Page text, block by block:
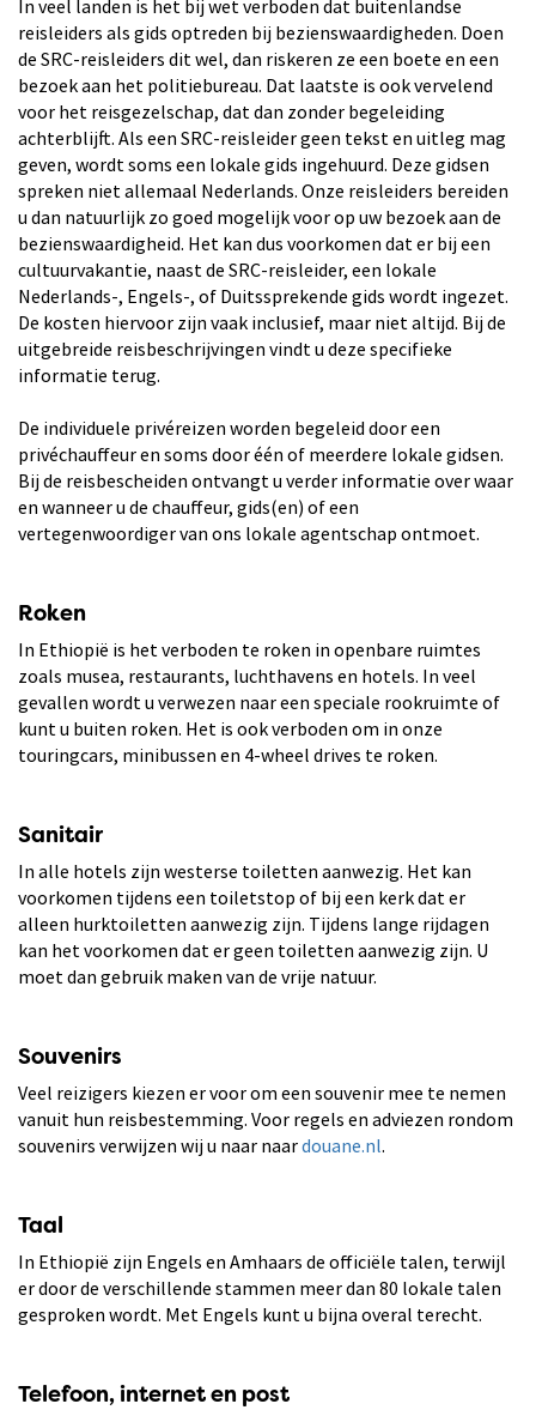
In veel landen is het bij wet verboden dat buitenlandse
reisleiders als gids optreden bij bezienswaardigheden. Doen
de SRC-reisleiders dit wel, dan riskeren ze een boete en een
bezoek aan het politiebureau. Dat laatste is ook vervelend
voor het reisgezelschap, dat dan zonder begeleiding
achterblijft. Als een SRC-reisleider geen tekst en uitleg mag
geven, wordt soms een lokale gids ingehuurd. Deze gidsen
spreken niet allemaal Nederlands. Onze reisleiders bereiden
u dan natuurlijk zo goed mogelijk voor op uw bezoek aan de
bezienswaardigheid. Het kan dus voorkomen dat er bij een
cultuurvakantie, naast de SRC-reisleider, een lokale
Nederlands-, Engels-, of Duitssprekende gids wordt ingezet.
De kosten hiervoor zijn vaak inclusief, maar niet altijd. Bij de
uitgebreide reisbeschrijvingen vindt u deze specifieke
informatie terug.
De individuele privéreizen worden begeleid door een
privéchauffeur en soms door één of meerdere lokale gidsen.
Bij de reisbescheiden ontvangt u verder informatie over waar
en wanneer u de chauffeur, gids(en) of een
vertegenwoordiger van ons lokale agentschap ontmoet.
Roken
In Ethiopië is het verboden te roken in openbare ruimtes
zoals musea, restaurants, luchthavens en hotels. In veel
gevallen wordt u verwezen naar een speciale rookruimte of
kunt u buiten roken. Het is ook verboden om in onze
touringcars, minibussen en 4-wheel drives te roken.
Sanitair
In alle hotels zijn westerse toiletten aanwezig. Het kan
voorkomen tijdens een toiletstop of bij een kerk dat er
alleen hurktoiletten aanwezig zijn. Tijdens lange rijdagen
kan het voorkomen dat er geen toiletten aanwezig zijn. U
moet dan gebruik maken van de vrije natuur.
Souvenirs
Veel reizigers kiezen er voor om een souvenir mee te nemen
vanuit hun reisbestemming. Voor regels en adviezen rondom
souvenirs verwijzen wij u naar naardouane.nl.
Taal
In Ethiopië zijn Engels en Amhaars de officiële talen, terwijl
er door de verschillende stammen meer dan 80 lokale talen
gesproken wordt. Met Engels kunt u bijna overal terecht.
Telefoon, internet en post